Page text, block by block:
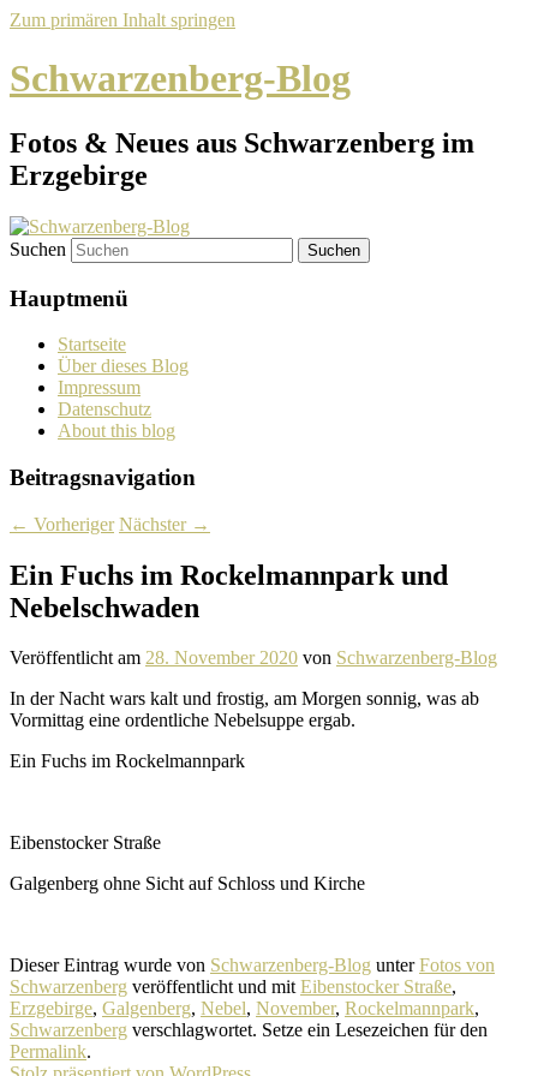
Zum primären Inhalt springen
Schwarzenberg-Blog
Fotos & Neues aus Schwarzenberg im
Erzgebirge
Suchen
Hauptmenü
Startseite
Über dieses Blog
Impressum
Datenschutz
About this blog
Beitragsnavigation
← Vorheriger Nächster →
Ein Fuchs im Rockelmannpark und
Nebelschwaden
Veröffentlicht am 28. November 2020 von Schwarzenberg-Blog
In der Nacht wars kalt und frostig, am Morgen sonnig, was ab
Vormittag eine ordent­liche Nebelsuppe ergab.
Ein Fuchs im Rockelmannpark
Eibenstocker Straße
Galgenberg ohne Sicht auf Schloss und Kirche
Dieser Eintrag wurde von Schwarzenberg-Blog unterFotos von
Schwarzenberg veröffentlicht und mitEibenstocker Straße,
Erzgebirge, Galgenberg, Nebel, November, Rockelmannpark,
Schwarzenberg verschlagwortet. Setze ein Lesezeichen für den
Permalink.